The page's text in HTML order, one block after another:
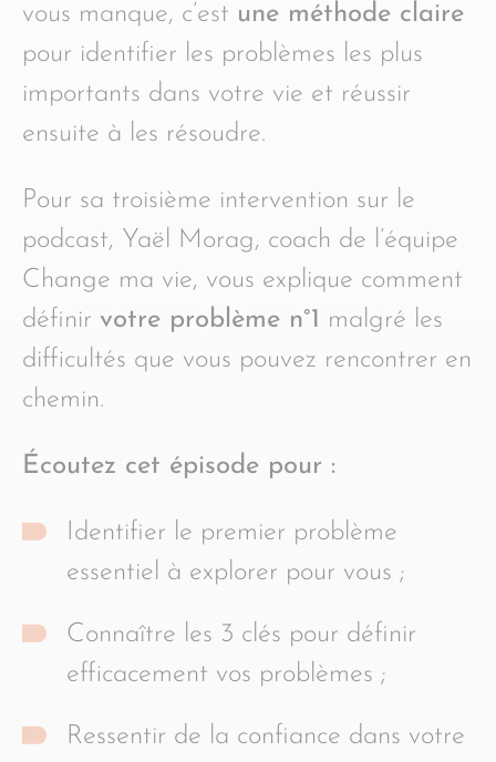
vous manque, c’est une méthode claire
pour identifier les problèmes les plus
importants dans votre vie et réussir
ensuite à les résoudre.
Pour sa troisième intervention sur le
podcast, Yaël Morag, coach de l’équipe
Change ma vie, vous explique comment
définir votre problème n°1 malgré les
difficultés que vous pouvez rencontrer en
chemin.
Écoutez cet épisode pour :
Identifier le premier problème
essentiel à explorer pour vous ;
Connaître les 3 clés pour définir
efficacement vos problèmes ;
Ressentir de la confiance dans votre